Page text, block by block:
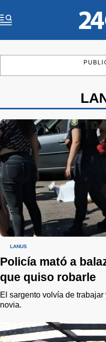
LANÚS
Policía mató a
que quiso robarle
El sargento volvía de
novia.